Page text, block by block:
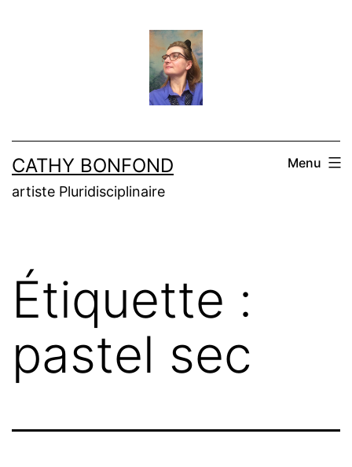
CATHY BONFOND
artiste Pluridisciplinaire
Menu
Étiquette :
pastel sec